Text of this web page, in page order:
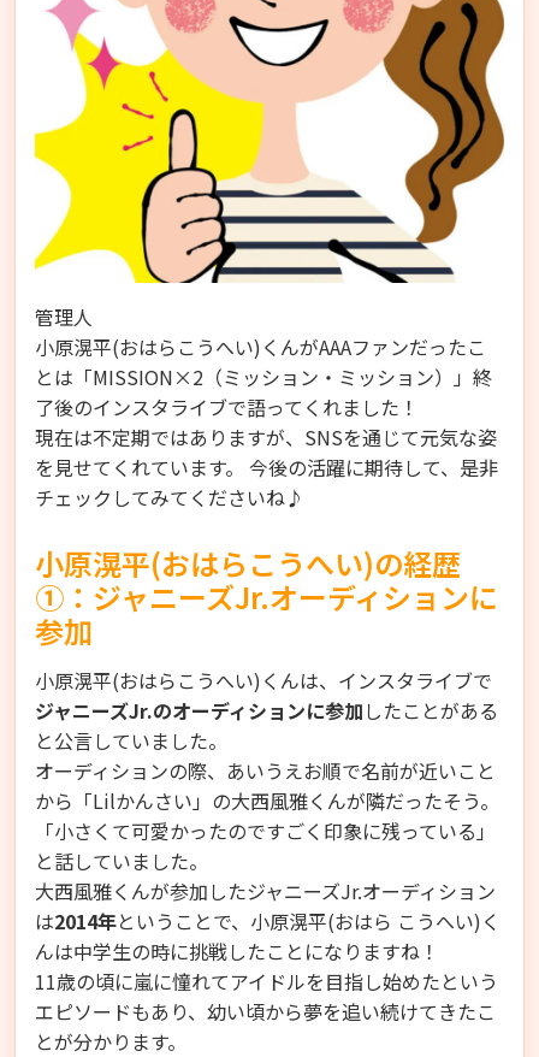
管理人
小原滉平(おはらこうへい)くんがAAAファンだったこ
とは「MISSION×2（ミッション・ミッション）」終
了後のインスタライブで語ってくれました！
現在は不定期ではありますが、SNSを通じて元気な姿
を見せてくれています。 今後の活躍に期待して、是非
チェックしてみてくださいね♪
小原滉平(おはらこうへい)の経歴
①：ジャニーズJr.オーディションに
参加
小原滉平(おはらこうへい)くんは、インスタライブで
ジャニーズJr.のオーディションに参加したことがある
と公言していました。
オーディションの際、あいうえお順で名前が近いこと
から「Lilかんさい」の大西風雅くんが隣だったそう。
「小さくて可愛かったのですごく印象に残っている」
と話していました。
大西風雅くんが参加したジャニーズJr.オーディション
は2014年ということで、小原滉平(おはら こうへい)く
んは中学生の時に挑戦したことになりますね！
11歳の頃に嵐に憧れてアイドルを目指し始めたという
エピソードもあり、幼い頃から夢を追い続けてきたこ
とが分かります。